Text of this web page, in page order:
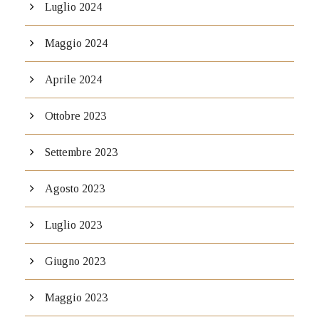
Luglio 2024
Maggio 2024
Aprile 2024
Ottobre 2023
Settembre 2023
Agosto 2023
Luglio 2023
Giugno 2023
Maggio 2023